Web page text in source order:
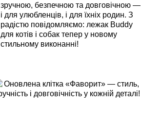
зручною, безпечною та довговічною —
і для улюбленців, і для їхніх родин. З
радістю повідомляємо: лежак Buddy
для котів і собак тепер у новому
стильному виконанні!